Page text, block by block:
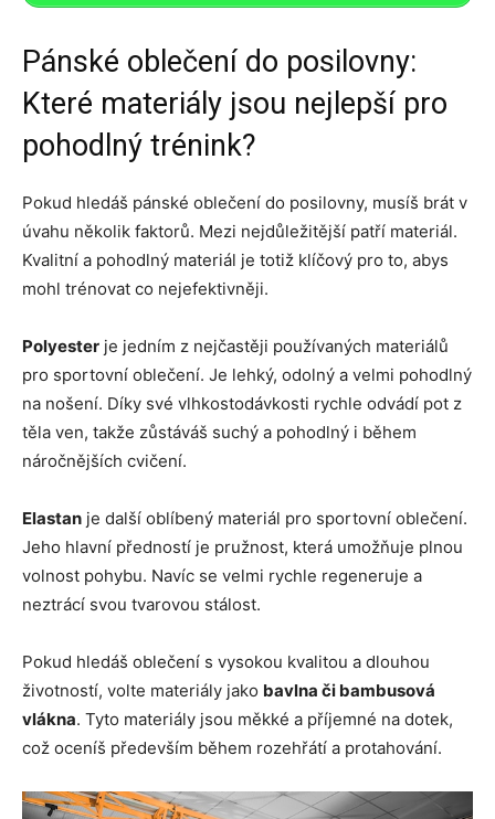
Pánské oblečení do posilovny:
Které materiály jsou nejlepší pro
pohodlný trénink?
Pokud hledáš pánské oblečení do posilovny, musíš brát v
úvahu několik faktorů. Mezi nejdůležitější patří materiál.
Kvalitní a pohodlný materiál je totiž klíčový pro to, abys
mohl trénovat co nejefektivněji.
Polyester je jedním z nejčastěji používaných materiálů
pro sportovní oblečení. Je lehký, odolný a velmi pohodlný
na nošení. Díky své vlhkostodávkosti rychle odvádí pot z
těla ven, takže zůstáváš suchý a pohodlný i během
náročnějších cvičení.
Elastan je další oblíbený materiál pro sportovní oblečení.
Jeho hlavní předností je pružnost, která umožňuje plnou
volnost pohybu. Navíc se velmi rychle regeneruje a
neztrácí svou tvarovou stálost.
Pokud hledáš oblečení s vysokou kvalitou a dlouhou
životností, volte materiály jako bavlna či bambusová
vlákna. Tyto materiály jsou měkké a příjemné na dotek,
což oceníš především během rozehřátí a protahování.